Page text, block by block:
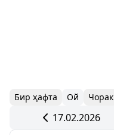
Бир ҳафта Ой Чорак
17.02.2026